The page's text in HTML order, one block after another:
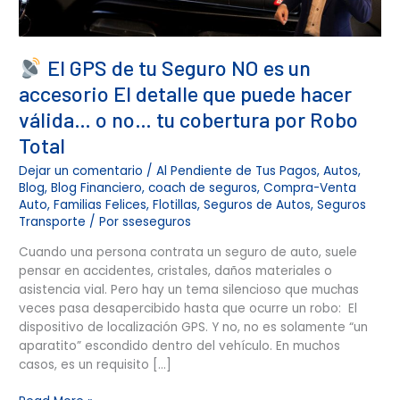
El GPS de tu Seguro NO es un
accesorio El detalle que puede hacer
válida… o no… tu cobertura por Robo
Total
Dejar un comentario /Al Pendiente de Tus Pagos,Autos,
Blog,Blog Financiero,coach de seguros,Compra-Venta
Auto,Familias Felices,Flotillas,Seguros de Autos,Seguros
Transporte / Porsseseguros
Cuando una persona contrata un seguro de auto, suele
pensar en accidentes, cristales, daños materiales o
asistencia vial. Pero hay un tema silencioso que muchas
veces pasa desapercibido hasta que ocurre un robo: El
dispositivo de localización GPS. Y no, no es solamente “un
aparatito” escondido dentro del vehículo. En muchos
casos, es un requisito […]
detalle
que
hacer
válida…
o
no…
tu
cobertura
por
Robo
Total